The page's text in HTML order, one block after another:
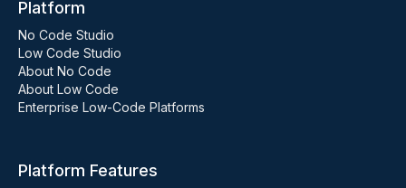
Platform
No Code Studio
Low Code Studio
About No Code
About Low Code
Enterprise Low-Code Platforms
Platform Features